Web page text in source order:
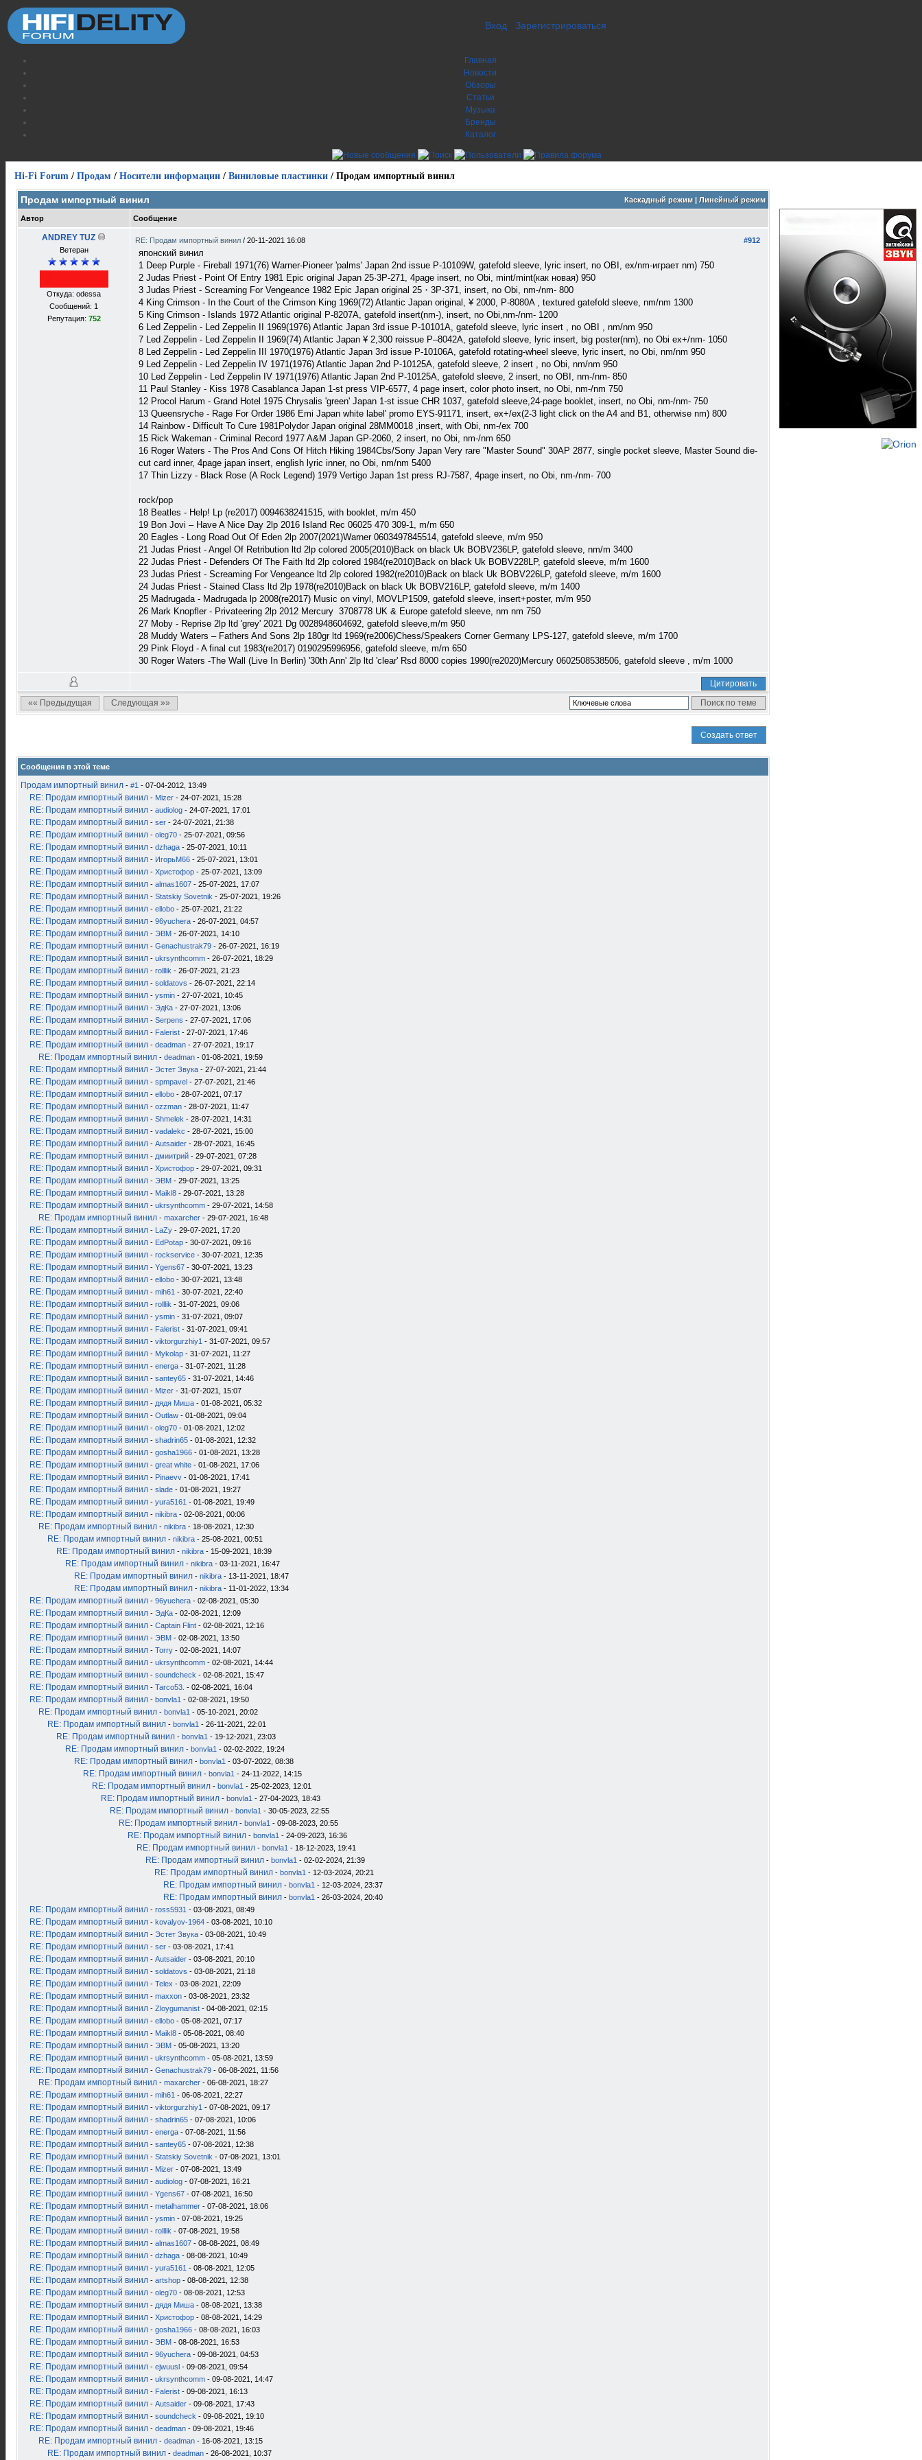
Вход Зарегистрироваться
Главная
Новости
Обзоры
Статьи
Музыка
Бренды
Каталог
Hi-Fi Forum / Продам / Носители информации / Виниловые пластинки / Продам импортный винил
Каскадный режим| Линейный режим
Продам импортный винил
Автор Сообщение
ANDREY TUZ
Ветеран
Откуда: odessa
Сообщений: 1
Репутация: 752
#912
RE: Продам импортный винил / 20-11-2021 16:08
японский винил
1 Deep Purple - Fireball 1971(76) Warner-Pioneer 'palms' Japan 2nd issue P-10109W, gatefold sleeve, lyric insert, no OBI, ex/nm-играет nm) 750
2 Judas Priest - Point Of Entry 1981 Epic original Japan 25·3P-271, 4page insert, no Obi, mint/mint(как новая) 950
3 Judas Priest - Screaming For Vengeance 1982 Epic Japan original 25・3P-371, insert, no Obi, nm-/nm- 800
4 King Crimson - In the Court of the Crimson King 1969(72) Atlantic Japan original, ¥ 2000, P-8080A , textured gatefold sleeve, nm/nm 1300
5 King Crimson - Islands 1972 Atlantic original P-8207A, gatefold insert(nm-), insert, no Obi,nm-/nm- 1200
6 Led Zeppelin - Led Zeppelin II 1969(1976) Atlantic Japan 3rd issue P-10101A, gatefold sleeve, lyric insert , no OBI , nm/nm 950
7 Led Zeppelin - Led Zeppelin II 1969(74) Atlantic Japan ¥ 2,300 reissue P–8042A, gatefold sleeve, lyric insert, big poster(nm), no Obi ex+/nm- 1050
8 Led Zeppelin - Led Zeppelin III 1970(1976) Atlantic Japan 3rd issue P-10106A, gatefold rotating-wheel sleeve, lyric insert, no Obi, nm/nm 950
9 Led Zeppelin - Led Zeppelin IV 1971(1976) Atlantic Japan 2nd P-10125A, gatefold sleeve, 2 insert , no Obi, nm/nm 950
10 Led Zeppelin - Led Zeppelin IV 1971(1976) Atlantic Japan 2nd P-10125A, gatefold sleeve, 2 insert, no OBI, nm-/nm- 850
11 Paul Stanley - Kiss 1978 Casablanca Japan 1-st press VIP-6577, 4 page insert, color photo insert, no Obi, nm-/nm 750
12 Procol Harum - Grand Hotel 1975 Chrysalis 'green' Japan 1-st issue CHR 1037, gatefold sleeve,24-page booklet, insert, no Obi, nm-/nm- 750
13 Queensryche - Rage For Order 1986 Emi Japan white label' promo EYS-91171, insert, ex+/ex(2-3 light click on the A4 and B1, otherwise nm) 800
14 Rainbow - Difficult To Cure 1981Polydor Japan original 28MM0018 ,insert, with Obi, nm-/ex 700
15 Rick Wakeman - Criminal Record 1977 A&M Japan GP-2060, 2 insert, no Obi, nm-/nm 650
16 Roger Waters - The Pros And Cons Of Hitch Hiking 1984Cbs/Sony Japan Very rare "Master Sound" 30AP 2877, single pocket sleeve, Master Sound die-
cut card inner, 4page japan insert, english lyric inner, no Obi, nm/nm 5400
17 Thin Lizzy - Black Rose (A Rock Legend) 1979 Vertigo Japan 1st press RJ-7587, 4page insert, no Obi, nm-/nm- 700
rock/pop
18 Beatles - Help! Lp (re2017) 0094638241515, with booklet, m/m 450
19 Bon Jovi – Have A Nice Day 2lp 2016 Island Rec 06025 470 309-1, m/m 650
20 Eagles - Long Road Out Of Eden 2lp 2007(2021)Warner 0603497845514, gatefold sleeve, m/m 950
21 Judas Priest - Angel Of Retribution ltd 2lp colored 2005(2010)Back on black Uk BOBV236LP, gatefold sleeve, nm/m 3400
22 Judas Priest - Defenders Of The Faith ltd 2lp colored 1984(re2010)Back on black Uk BOBV228LP, gatefold sleeve, m/m 1600
23 Judas Priest - Screaming For Vengeance ltd 2lp colored 1982(re2010)Back on black Uk BOBV226LP, gatefold sleeve, m/m 1600
24 Judas Priest - Stained Class ltd 2lp 1978(re2010)Back on black Uk BOBV216LP, gatefold sleeve, m/m 1400
25 Madrugada - Madrugada lp 2008(re2017) Music on vinyl, MOVLP1509, gatefold sleeve, insert+poster, m/m 950
26 Mark Knopfler ‎- Privateering 2lp 2012 Mercury ‎ 3708778 UK & Europe gatefold sleeve, nm nm 750
27 Moby - Reprise 2lp ltd 'grey' 2021 Dg 0028948604692, gatefold sleeve,m/m 950
28 Muddy Waters ‎– Fathers And Sons 2lp 180gr ltd 1969(re2006)Chess/Speakers Corner Germany LPS-127, gatefold sleeve, m/m 1700
29 Pink Floyd - A final cut 1983(re2017) 0190295996956, gatefold sleeve, m/m 650
30 Roger Waters -The Wall (Live In Berlin) '30th Ann' 2lp ltd 'clear' Rsd 8000 copies 1990(re2020)Mercury 0602508538506, gatefold sleeve , m/m 1000
Цитировать
«« Предыдущая
Следующая »»
Создать ответ
Сообщения в этой теме
Продам импортный винил - #1 - 07-04-2012, 13:49
RE: Продам импортный винил - Mizer - 24-07-2021, 15:28
RE: Продам импортный винил - audiolog - 24-07-2021, 17:01
RE: Продам импортный винил - ser - 24-07-2021, 21:38
RE: Продам импортный винил - oleg70 - 25-07-2021, 09:56
RE: Продам импортный винил - dzhaga - 25-07-2021, 10:11
RE: Продам импортный винил - ИгорьМ66 - 25-07-2021, 13:01
RE: Продам импортный винил - Христофор - 25-07-2021, 13:09
RE: Продам импортный винил - almas1607 - 25-07-2021, 17:07
RE: Продам импортный винил - Statskiy Sovetnik - 25-07-2021, 19:26
RE: Продам импортный винил - ellobo - 25-07-2021, 21:22
RE: Продам импортный винил - 96yuchera - 26-07-2021, 04:57
RE: Продам импортный винил - ЭВМ - 26-07-2021, 14:10
RE: Продам импортный винил - Genachustrak79 - 26-07-2021, 16:19
RE: Продам импортный винил - ukrsynthcomm - 26-07-2021, 18:29
RE: Продам импортный винил - rolllik - 26-07-2021, 21:23
RE: Продам импортный винил - soldatovs - 26-07-2021, 22:14
RE: Продам импортный винил - ysmin - 27-07-2021, 10:45
RE: Продам импортный винил - ЭдКа - 27-07-2021, 13:06
RE: Продам импортный винил - Serpens - 27-07-2021, 17:06
RE: Продам импортный винил - Falerist - 27-07-2021, 17:46
RE: Продам импортный винил - deadman - 27-07-2021, 19:17
RE: Продам импортный винил - deadman - 01-08-2021, 19:59
RE: Продам импортный винил - Эстет Звука - 27-07-2021, 21:44
RE: Продам импортный винил - spmpavel - 27-07-2021, 21:46
RE: Продам импортный винил - ellobo - 28-07-2021, 07:17
RE: Продам импортный винил - ozzman - 28-07-2021, 11:47
RE: Продам импортный винил - Shmelek - 28-07-2021, 14:31
RE: Продам импортный винил - vadalekc - 28-07-2021, 15:00
RE: Продам импортный винил - Autsaider - 28-07-2021, 16:45
RE: Продам импортный винил - дмиитрий - 29-07-2021, 07:28
RE: Продам импортный винил - Христофор - 29-07-2021, 09:31
RE: Продам импортный винил - ЭВМ - 29-07-2021, 13:25
RE: Продам импортный винил - Maikl8 - 29-07-2021, 13:28
RE: Продам импортный винил - ukrsynthcomm - 29-07-2021, 14:58
RE: Продам импортный винил - maxarcher - 29-07-2021, 16:48
RE: Продам импортный винил - LaZy - 29-07-2021, 17:20
RE: Продам импортный винил - EdPotap - 30-07-2021, 09:16
RE: Продам импортный винил - rockservice - 30-07-2021, 12:35
RE: Продам импортный винил - Ygens67 - 30-07-2021, 13:23
RE: Продам импортный винил - ellobo - 30-07-2021, 13:48
RE: Продам импортный винил - mih61 - 30-07-2021, 22:40
RE: Продам импортный винил - rolllik - 31-07-2021, 09:06
RE: Продам импортный винил - ysmin - 31-07-2021, 09:07
RE: Продам импортный винил - Falerist - 31-07-2021, 09:41
RE: Продам импортный винил - viktorgurzhiy1 - 31-07-2021, 09:57
RE: Продам импортный винил - Mykolap - 31-07-2021, 11:27
RE: Продам импортный винил - energa - 31-07-2021, 11:28
RE: Продам импортный винил - santey65 - 31-07-2021, 14:46
RE: Продам импортный винил - Mizer - 31-07-2021, 15:07
RE: Продам импортный винил - дядя Миша - 01-08-2021, 05:32
RE: Продам импортный винил - Outlaw - 01-08-2021, 09:04
RE: Продам импортный винил - oleg70 - 01-08-2021, 12:02
RE: Продам импортный винил - shadrin65 - 01-08-2021, 12:32
RE: Продам импортный винил - gosha1966 - 01-08-2021, 13:28
RE: Продам импортный винил - great white - 01-08-2021, 17:06
RE: Продам импортный винил - Pinaevv - 01-08-2021, 17:41
RE: Продам импортный винил - slade - 01-08-2021, 19:27
RE: Продам импортный винил - yura5161 - 01-08-2021, 19:49
RE: Продам импортный винил - nikibra - 02-08-2021, 00:06
RE: Продам импортный винил - nikibra - 18-08-2021, 12:30
RE: Продам импортный винил - nikibra - 25-08-2021, 00:51
RE: Продам импортный винил - nikibra - 15-09-2021, 18:39
RE: Продам импортный винил - nikibra - 03-11-2021, 16:47
RE: Продам импортный винил - nikibra - 13-11-2021, 18:47
RE: Продам импортный винил - nikibra - 11-01-2022, 13:34
RE: Продам импортный винил - 96yuchera - 02-08-2021, 05:30
RE: Продам импортный винил - ЭдКа - 02-08-2021, 12:09
RE: Продам импортный винил - Captain Flint - 02-08-2021, 12:16
RE: Продам импортный винил - ЭВМ - 02-08-2021, 13:50
RE: Продам импортный винил - Torry - 02-08-2021, 14:07
RE: Продам импортный винил - ukrsynthcomm - 02-08-2021, 14:44
RE: Продам импортный винил - soundcheck - 02-08-2021, 15:47
RE: Продам импортный винил - Tarco53. - 02-08-2021, 16:04
RE: Продам импортный винил - bonvla1 - 02-08-2021, 19:50
RE: Продам импортный винил - bonvla1 - 05-10-2021, 20:02
RE: Продам импортный винил - bonvla1 - 26-11-2021, 22:01
RE: Продам импортный винил - bonvla1 - 19-12-2021, 23:03
RE: Продам импортный винил - bonvla1 - 02-02-2022, 19:24
RE: Продам импортный винил - bonvla1 - 03-07-2022, 08:38
RE: Продам импортный винил - bonvla1 - 24-11-2022, 14:15
RE: Продам импортный винил - bonvla1 - 25-02-2023, 12:01
RE: Продам импортный винил - bonvla1 - 27-04-2023, 18:43
RE: Продам импортный винил - bonvla1 - 30-05-2023, 22:55
RE: Продам импортный винил - bonvla1 - 09-08-2023, 20:55
RE: Продам импортный винил - bonvla1 - 24-09-2023, 16:36
RE: Продам импортный винил - bonvla1 - 18-12-2023, 19:41
RE: Продам импортный винил - bonvla1 - 02-02-2024, 21:39
RE: Продам импортный винил - bonvla1 - 12-03-2024, 20:21
RE: Продам импортный винил - bonvla1 - 12-03-2024, 23:37
RE: Продам импортный винил - bonvla1 - 26-03-2024, 20:40
RE: Продам импортный винил - ross5931 - 03-08-2021, 08:49
RE: Продам импортный винил - kovalyov-1964 - 03-08-2021, 10:10
RE: Продам импортный винил - Эстет Звука - 03-08-2021, 10:49
RE: Продам импортный винил - ser - 03-08-2021, 17:41
RE: Продам импортный винил - Autsaider - 03-08-2021, 20:10
RE: Продам импортный винил - soldatovs - 03-08-2021, 21:18
RE: Продам импортный винил - Telex - 03-08-2021, 22:09
RE: Продам импортный винил - maxxon - 03-08-2021, 23:32
RE: Продам импортный винил - Zloygumanist - 04-08-2021, 02:15
RE: Продам импортный винил - ellobo - 05-08-2021, 07:17
RE: Продам импортный винил - Maikl8 - 05-08-2021, 08:40
RE: Продам импортный винил - ЭВМ - 05-08-2021, 13:20
RE: Продам импортный винил - ukrsynthcomm - 05-08-2021, 13:59
RE: Продам импортный винил - Genachustrak79 - 06-08-2021, 11:56
RE: Продам импортный винил - maxarcher - 06-08-2021, 18:27
RE: Продам импортный винил - mih61 - 06-08-2021, 22:27
RE: Продам импортный винил - viktorgurzhiy1 - 07-08-2021, 09:17
RE: Продам импортный винил - shadrin65 - 07-08-2021, 10:06
RE: Продам импортный винил - energa - 07-08-2021, 11:56
RE: Продам импортный винил - santey65 - 07-08-2021, 12:38
RE: Продам импортный винил - Statskiy Sovetnik - 07-08-2021, 13:01
RE: Продам импортный винил - Mizer - 07-08-2021, 13:49
RE: Продам импортный винил - audiolog - 07-08-2021, 16:21
RE: Продам импортный винил - Ygens67 - 07-08-2021, 16:50
RE: Продам импортный винил - metalhammer - 07-08-2021, 18:06
RE: Продам импортный винил - ysmin - 07-08-2021, 19:25
RE: Продам импортный винил - rolllik - 07-08-2021, 19:58
RE: Продам импортный винил - almas1607 - 08-08-2021, 08:49
RE: Продам импортный винил - dzhaga - 08-08-2021, 10:49
RE: Продам импортный винил - yura5161 - 08-08-2021, 12:05
RE: Продам импортный винил - artshop - 08-08-2021, 12:38
RE: Продам импортный винил - oleg70 - 08-08-2021, 12:53
RE: Продам импортный винил - дядя Миша - 08-08-2021, 13:38
RE: Продам импортный винил - Христофор - 08-08-2021, 14:29
RE: Продам импортный винил - gosha1966 - 08-08-2021, 16:03
RE: Продам импортный винил - ЭВМ - 08-08-2021, 16:53
RE: Продам импортный винил - 96yuchera - 09-08-2021, 04:53
RE: Продам импортный винил - ejwuusl - 09-08-2021, 09:54
RE: Продам импортный винил - ukrsynthcomm - 09-08-2021, 14:47
RE: Продам импортный винил - Falerist - 09-08-2021, 16:13
RE: Продам импортный винил - Autsaider - 09-08-2021, 17:43
RE: Продам импортный винил - soundcheck - 09-08-2021, 19:10
RE: Продам импортный винил - deadman - 09-08-2021, 19:46
RE: Продам импортный винил - deadman - 16-08-2021, 13:15
RE: Продам импортный винил - deadman - 26-08-2021, 10:37